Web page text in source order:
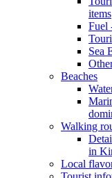
items
Fuel
Sea
Beaches
Walking
in
Local